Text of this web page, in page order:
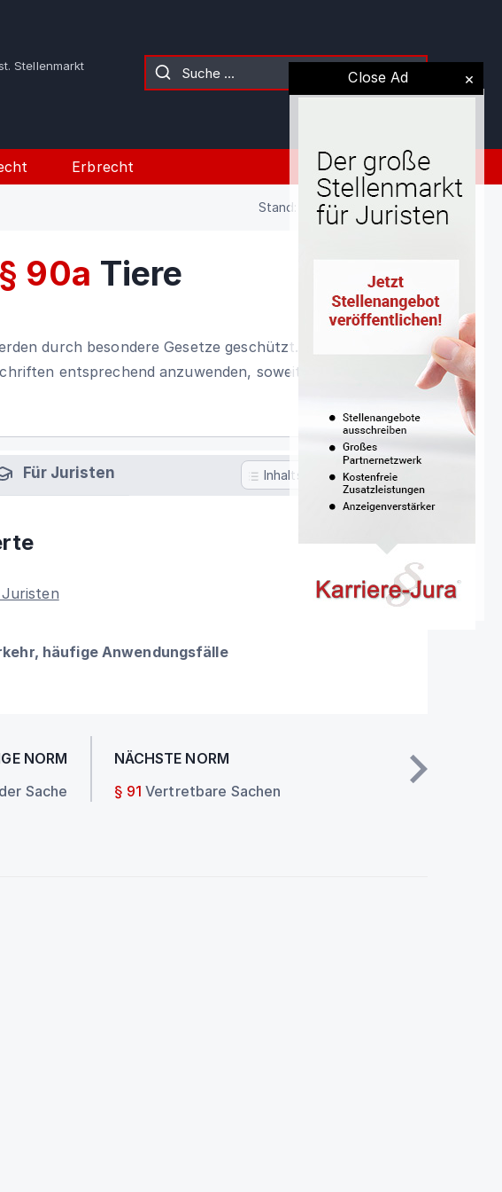
Stellenmarkt
Erbrecht
Stand: 02.08.2026 (Gesetz)
Close Ad
§ 90a Tiere
durch besondere Gesetze geschützt. Auf sie sind
entsprechend anzuwenden, soweit nicht etwas
Für Juristen Inhaltsverzeichnis
häufige Anwendungsfälle
NORM
Sache
NÄCHSTE NORM
§ 91 Vertretbare Sachen